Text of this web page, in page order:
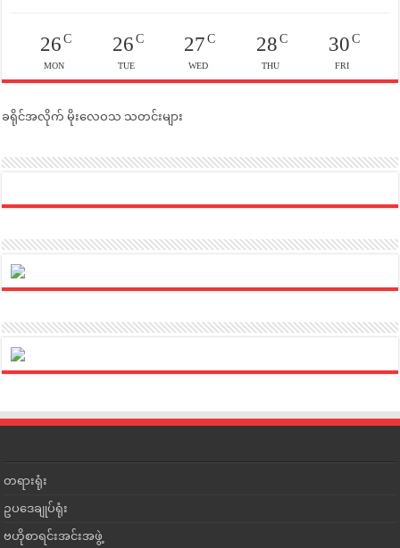
26C
MON
26C
TUE
27 C
WED
28C
THU
30C
FRI
ခရိုင်အလိုက် မိုးလေဝသ သတင်းများ
တရားရုံး
ဥပဒေချုပ်ရုံး
ဗဟိုစာရင်းအင်းအဖွဲ့